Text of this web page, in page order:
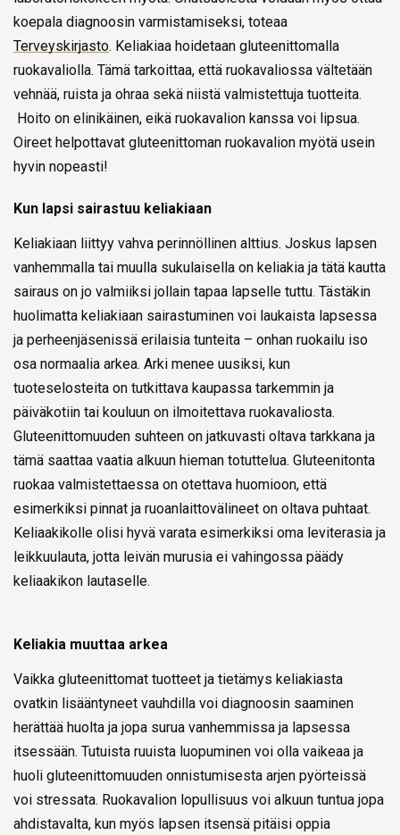
koepala diagnoosin varmistamiseksi, toteaa
Terveyskirjasto. Keliakiaa hoidetaan gluteenittomalla
ruokavaliolla. Tämä tarkoittaa, että ruokavaliossa vältetään
vehnää, ruista ja ohraa sekä niistä valmistettuja tuotteita.
Hoito on elinikäinen, eikä ruokavalion kanssa voi lipsua.
Oireet helpottavat gluteenittoman ruokavalion myötä usein
hyvin nopeasti!
Kun lapsi sairastuu keliakiaan
Keliakiaan liittyy vahva perinnöllinen alttius. Joskus lapsen
vanhemmalla tai muulla sukulaisella on keliakia ja tätä kautta
sairaus on jo valmiiksi jollain tapaa lapselle tuttu. Tästäkin
huolimatta keliakiaan sairastuminen voi laukaista lapsessa
ja perheenjäsenissä erilaisia tunteita – onhan ruokailu iso
osa normaalia arkea. Arki menee uusiksi, kun
tuoteselosteita on tutkittava kaupassa tarkemmin ja
päiväkotiin tai kouluun on ilmoitettava ruokavaliosta.
Gluteenittomuuden suhteen on jatkuvasti oltava tarkkana ja
tämä saattaa vaatia alkuun hieman totuttelua. Gluteenitonta
ruokaa valmistettaessa on otettava huomioon, että
esimerkiksi pinnat ja ruoanlaittovälineet on oltava puhtaat.
Keliaakikolle olisi hyvä varata esimerkiksi oma leviterasia ja
leikkuulauta, jotta leivän murusia ei vahingossa päädy
keliaakikon lautaselle.
Keliakia muuttaa arkea
Vaikka gluteenittomat tuotteet ja tietämys keliakiasta
ovatkin lisääntyneet vauhdilla voi diagnoosin saaminen
herättää huolta ja jopa surua vanhemmissa ja lapsessa
itsessään. Tutuista ruuista luopuminen voi olla vaikeaa ja
huoli gluteenittomuuden onnistumisesta arjen pyörteissä
voi stressata. Ruokavalion lopullisuus voi alkuun tuntua jopa
ahdistavalta, kun myös lapsen itsensä pitäisi oppia